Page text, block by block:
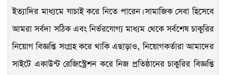
ইত্যাদির মাধ্যমে যাচাই করে নিতে পারেন। সামাজিক সেবা হিসেবে
আমরা সর্বদা সঠিক এবং নির্ভরযোগ্য মাধ্যম থেকে সর্বশেষ চাকুরির
নিয়োগ বিজ্ঞপ্তি সংগ্রহ করে থাকি এছাড়াও, নিয়োগকর্তারা আমাদের
সাইটে একাউন্ট রেজিস্ট্রেশন করে নিজ প্রতিষ্ঠানের চাকুরির বিজ্ঞপ্তি